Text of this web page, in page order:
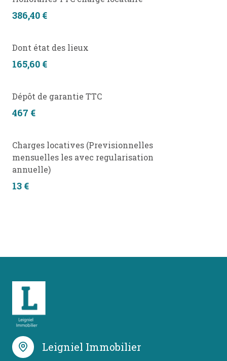
386,40 €
Dont état des lieux
165,60 €
Dépôt de garantie TTC
467 €
Charges locatives (Previsionnelles
mensuelles les avec regularisation
annuelle)
13 €
Leigniel Immobilier